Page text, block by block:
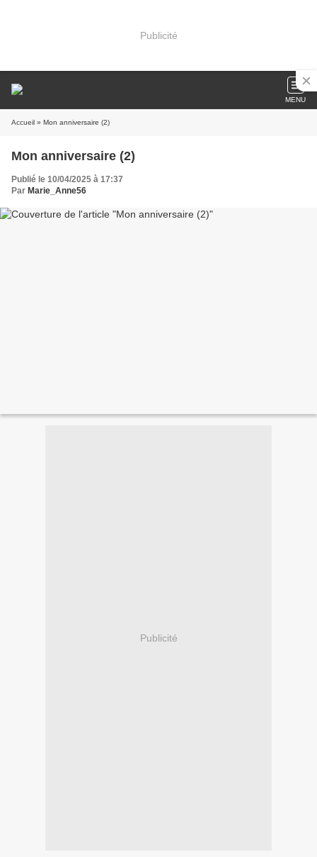
Publicité
MENU
Accueil » Mon anniversaire (2)
Mon anniversaire (2)
Publié le 10/04/2025 à 17:37
Par Marie_Anne56
Publicité